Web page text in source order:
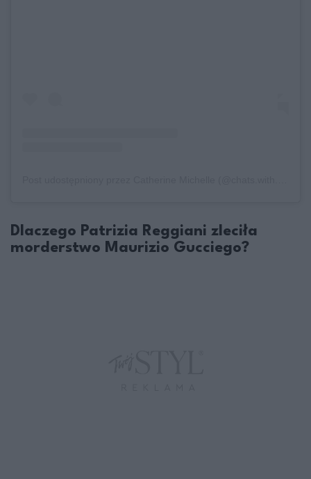
Dlaczego Patrizia Reggiani zleciła
morderstwo Maurizio Gucciego?